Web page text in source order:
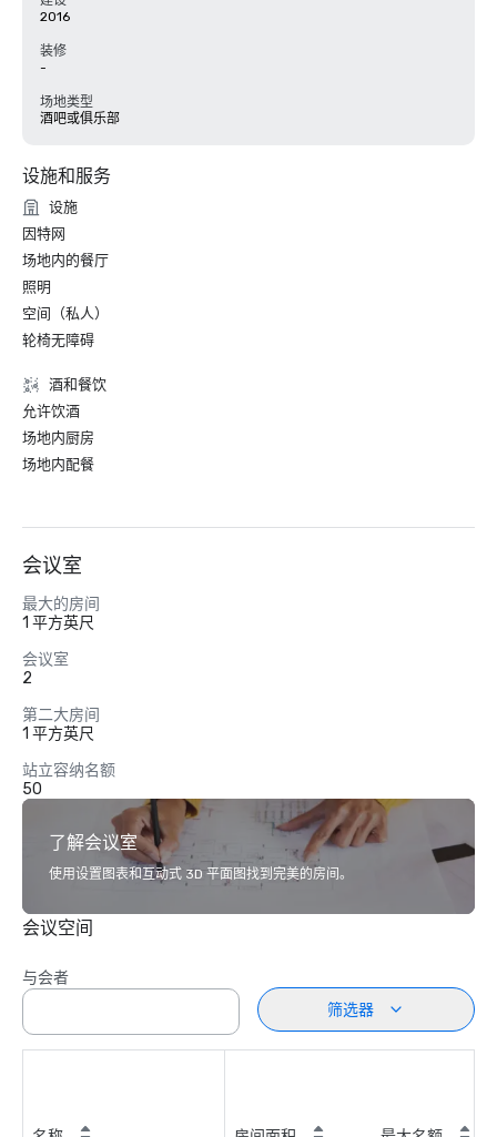
2016
装修
-
场地类型
酒吧或俱乐部
设施和服务
设施
因特网
场地内的餐厅
照明
空间（私人）
轮椅无障碍
酒和餐饮
允许饮酒
场地内厨房
场地内配餐
会议室
最大的房间
1 平方英尺
会议室
2
第二大房间
1 平方英尺
站立容纳名额
50
了解会议室
使用设置图表和互动式 3D 平面图找到完美的房间。
会议空间
与会者
筛选器